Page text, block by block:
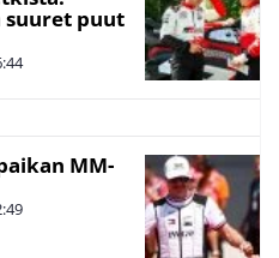
suuret puut
MM-